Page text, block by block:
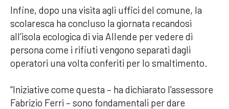
Infine, dopo una visita agli uffici del comune, la
scolaresca ha concluso la giornata recandosi
all’isola ecologica di via Allende per vedere di
persona come i rifiuti vengono separati dagli
operatori una volta conferiti per lo smaltimento.
“Iniziative come questa – ha dichiarato l’assessore
Fabrizio Ferri – sono fondamentali per dare